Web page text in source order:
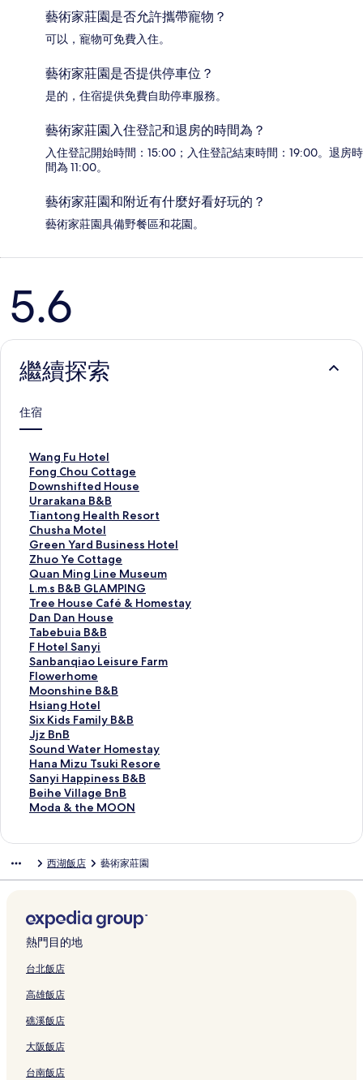
藝術家莊園是否允許攜帶寵物？
可以，寵物可免費入住。
藝術家莊園是否提供停車位？
是的，住宿提供免費自助停車服務。
藝術家莊園入住登記和退房的時間為？
入住登記開始時間：15:00；入住登記結束時間：19:00。退房時
間為 11:00。
藝術家莊園和附近有什麼好看好玩的？
藝術家莊園具備野餐區和花園。
評
論
5.6
繼續探索
住宿
Wang Fu Hotel
W
a
n
g
F
u
H
o
t
e
l
的
連
結
Fong Chou Cottage
F
o
n
g
C
h
o
u
C
o
t
t
a
g
e
的
連
結
Downshifted House
D
o
w
n
s
h
i
f
t
e
d
H
o
u
s
e
的
連
結
Urarakana B&B
U
r
a
r
a
k
a
n
a
B
&
B
的
連
結
Tiantong Health Resort
T
i
a
n
t
o
n
g
H
e
a
l
t
h
R
e
s
o
r
t
的
Chusha Motel
C
h
u
s
h
a
M
o
t
e
l
的
連
結
Green Yard Business Hotel
G
r
e
e
n
Y
a
r
d
B
u
s
i
n
e
s
s
H
o
的
連
Zhuo Ye Cottage
Z
h
u
o
Y
e
C
o
t
t
a
g
e
的
連
結
Quan Ming Line Museum
Q
u
a
n
M
i
n
g
L
i
n
e
M
u
s
e
u
結
L.m.s B&B GLAMPING
L
.
m
.
s
B
&
B
G
L
A
M
P
I
N
G
Tree House Café & Homestay
T
r
e
e
H
o
u
s
e
C
a
f
é
&
H
t
的
連
結
Dan Dan House
D
a
n
D
a
n
H
o
u
s
e
的
連
結
Tabebuia B&B
T
a
b
e
b
u
i
a
B
&
B
的
連
F Hotel Sanyi
F
H
o
t
e
l
S
a
n
y
i
的
Sanbanqiao Leisure Farm
S
a
n
b
a
n
q
i
a
o
L
r
a
r
m
的
結
Flowerhome
F
l
o
w
e
r
h
o
m
e
Moonshine B&B
M
o
o
n
s
h
i
n
e
的
連
Hsiang Hotel
H
s
i
a
n
g
H
o
的
連
Six Kids Family B&B
S
i
x
K
i
d
s
l
&
B
的
連
Jjz BnB
J
j
z
B
n
B
Sound Water Homestay
S
o
u
n
d
r
m
e
s
t
y
連
結
Hana Mizu Tsuki Resore
H
a
n
a
T
k
i
R
e
o
e
的
連
結
Sanyi Happiness B&B
S
a
n
p
n
e
s
s
&
的
連
結
Beihe Village BnB
B
e
i
a
g
e
B
B
連
結
Moda & the MOON
M
t
M
O
O
N
連
西湖飯店 藝術家莊園
熱門目的地
台北飯店
高雄飯店
礁溪飯店
大阪飯店
台南飯店